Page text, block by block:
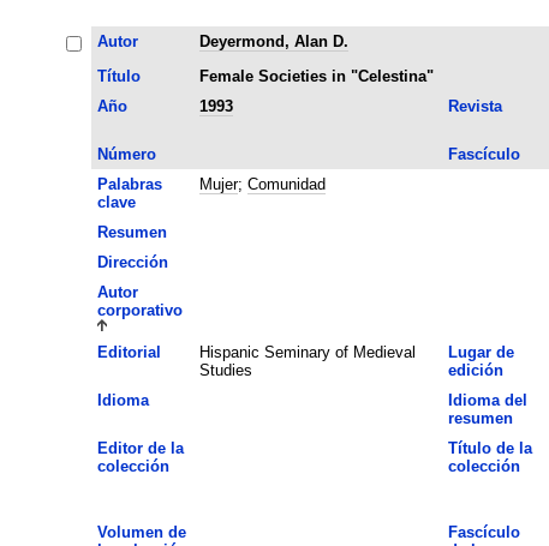
Autor
Deyermond, Alan D.
Título
Female Societies in "Celestina"
Año
1993 Revista
Número Fascículo
Palabras
clave
Mujer; Comunidad
Resumen
Dirección
Autor
corporativo
Editorial
Hispanic Seminary of Medieval
Studies
Lugar de
edición
Idioma
Idioma del
resumen
Editor de la
colección
Título de la
colección
Volumen de
Fascículo